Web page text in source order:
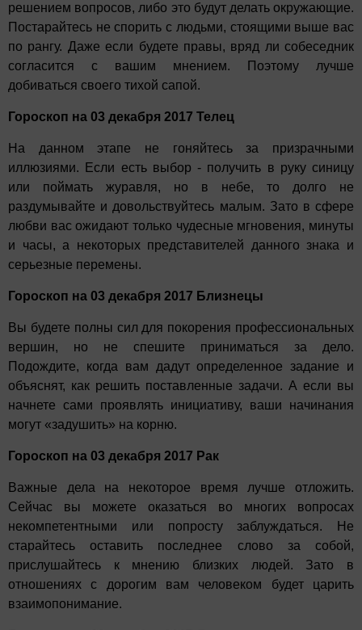
решением вопросов, либо это будут делать окружающие.
Постарайтесь не спорить с людьми, стоящими выше вас
по рангу. Даже если будете правы, вряд ли собеседник
согласится с вашим мнением. Поэтому лучше
добиваться своего тихой сапой.
Гороскоп на 03 декабря 2017 Телец
На данном этапе не гоняйтесь за призрачными
иллюзиями. Если есть выбор - получить в руку синицу
или поймать журавля, но в небе, то долго не
раздумывайте и довольствуйтесь малым. Зато в сфере
любви вас ожидают только чудесные мгновения, минуты
и часы, а некоторых представителей данного знака и
серьезные перемены.
Гороскоп на 03 декабря 2017 Близнецы
Вы будете полны сил для покорения профессиональных
вершин, но не спешите приниматься за дело.
Подождите, когда вам дадут определенное задание и
объяснят, как решить поставленные задачи. А если вы
начнете сами проявлять инициативу, ваши начинания
могут «задушить» на корню.
Гороскоп на 03 декабря 2017 Рак
Важные дела на некоторое время лучше отложить.
Сейчас вы можете оказаться во многих вопросах
некомпетентными или попросту заблуждаться. Не
старайтесь оставить последнее слово за собой,
прислушайтесь к мнению близких людей. Зато в
отношениях с дорогим вам человеком будет царить
взаимопонимание.